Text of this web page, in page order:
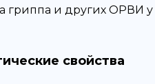
гриппа и других ОРВИ у
свойства